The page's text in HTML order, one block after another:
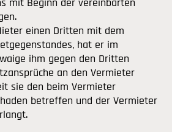
einen Dritten mit dem
hat er im
ihm gegen den Dritten
an den Vermieter
sie den beim Vermieter
betreffen und der Vermieter